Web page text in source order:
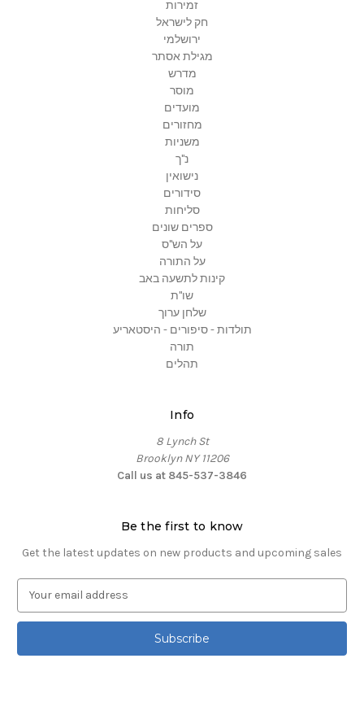
זמירות
חק לישראל
ירושלמי
מגילת אסתר
מדרש
מוסר
מועדים
מחזורים
משניות
נ"ך
נישואין
סידורים
סליחות
ספרים שונים
על הש"ס
על התורה
קינות לתשעה באב
שו"ת
שלחן ערוך
תולדות - סיפורים - היסטאריע
תורה
תהלים
Info
8 Lynch St
Brooklyn NY 11206
Call us at 845-537-3846
Be the first to know
Get the latest updates on new products and upcoming sales
a
l